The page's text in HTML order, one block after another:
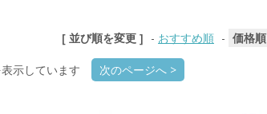
[ 並び順を変更 ] - おすすめ順 - 価格順
示しています 次のページへ >